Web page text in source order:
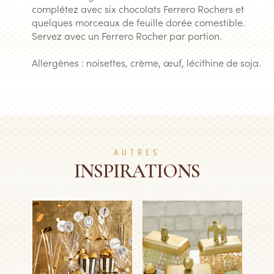
complétez avec six chocolats Ferrero Rochers et
quelques morceaux de feuille dorée comestible.
Servez avec un Ferrero Rocher par portion.
Allergènes : noisettes, crème, œuf, lécithine de soja.
AUTRES
INSPIRATIONS